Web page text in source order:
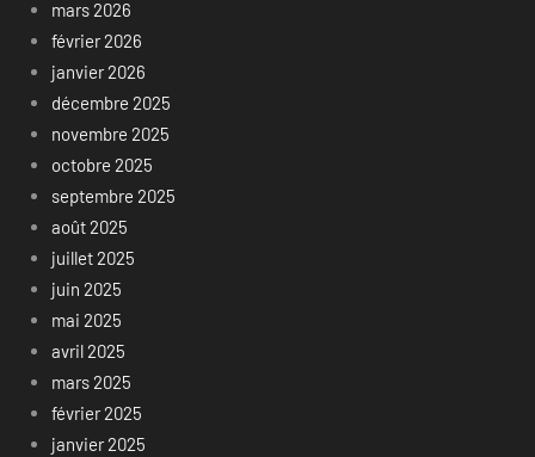
mars 2026
février 2026
janvier 2026
décembre 2025
novembre 2025
octobre 2025
septembre 2025
août 2025
juillet 2025
juin 2025
mai 2025
avril 2025
mars 2025
février 2025
janvier 2025